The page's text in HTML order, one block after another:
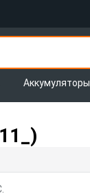
Аккумуляторы